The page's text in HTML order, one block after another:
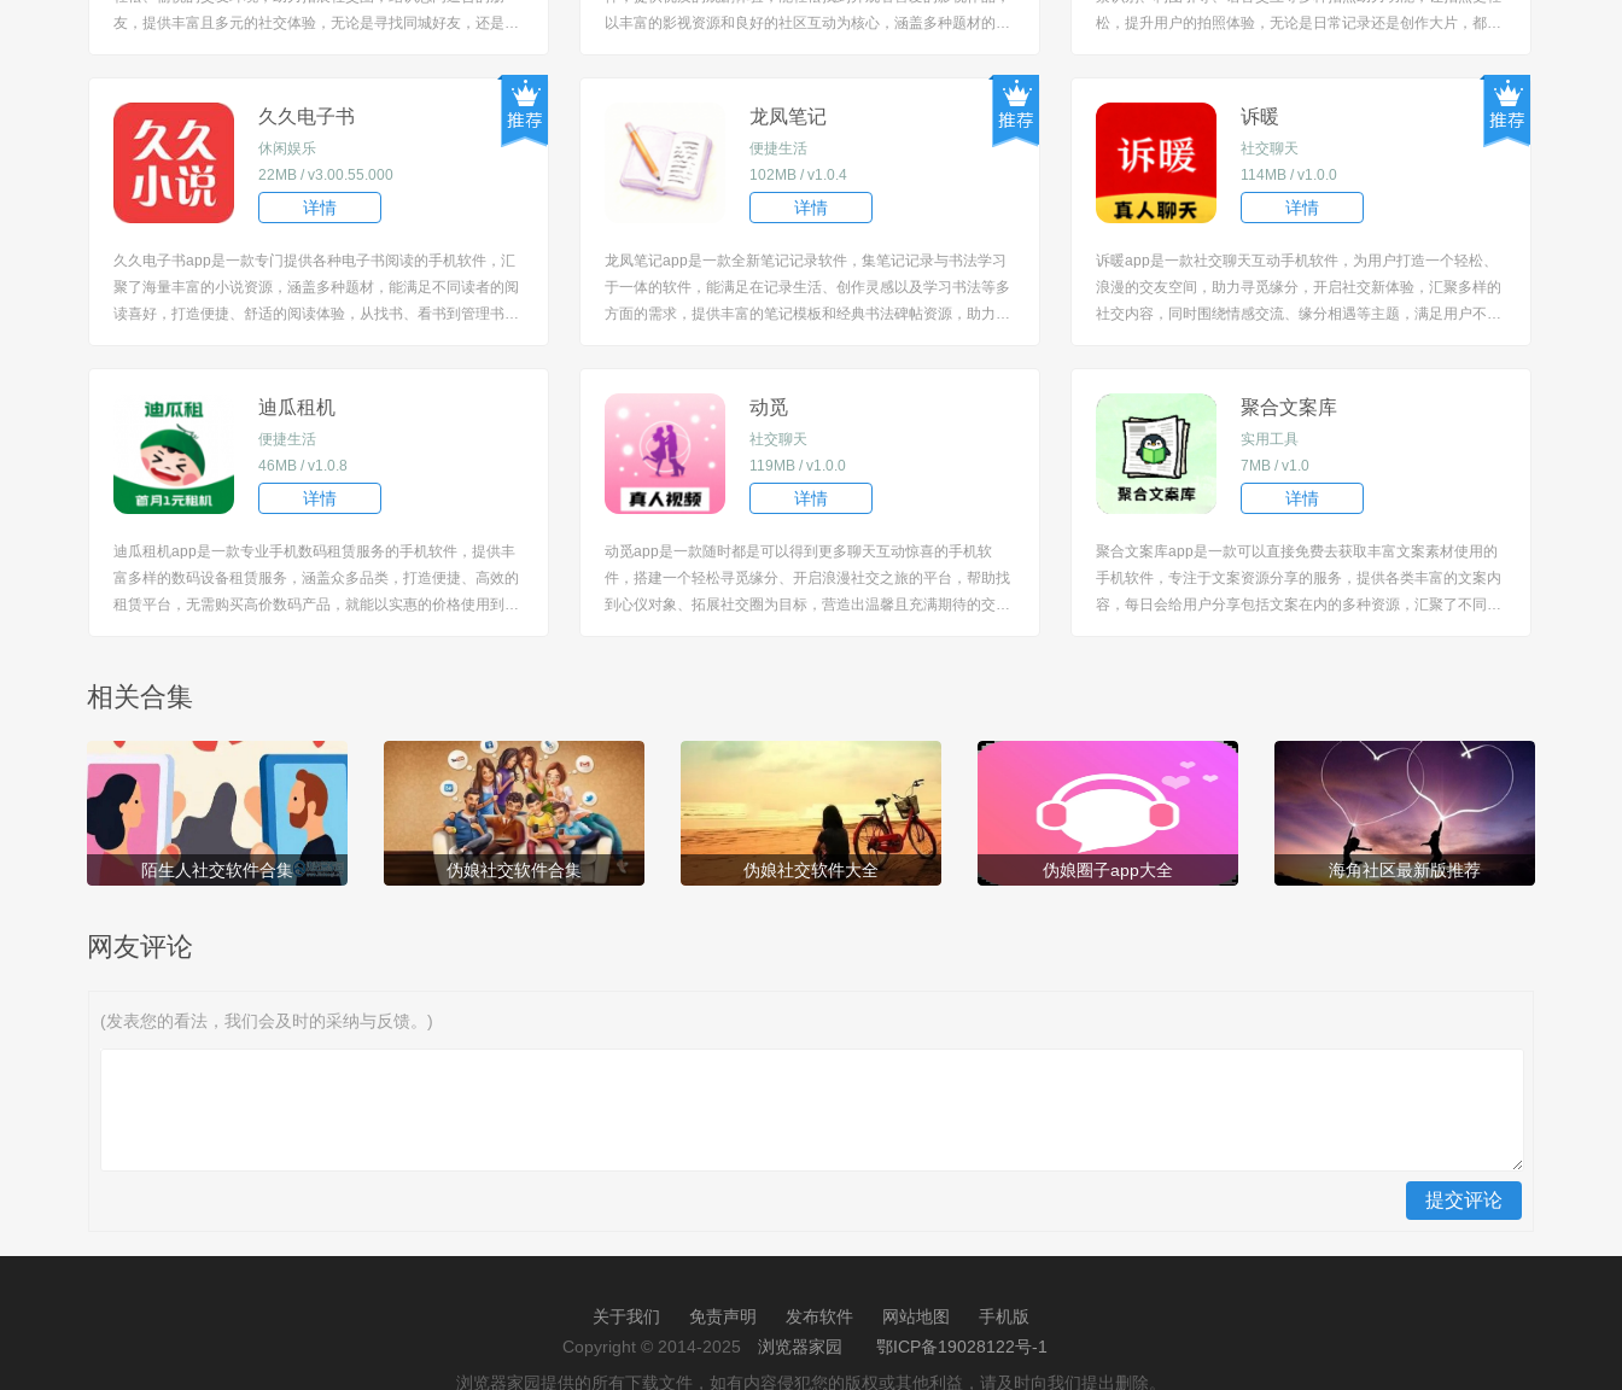
友，提供丰富且多元的社交体验，无论是寻找同城好友，还是与
软件特色[/title] 1、采...
以丰富的影视资源和良好的社区互动为核心，涵盖多种题材的影
松，提升用户的拍照体验，无论是日常记录还是创作大片，都能
件特色[/title] 1、能...
久久电子书
休闲娱乐
22MB / v3.00.55.000
详情
久久电子书app是一款专门提供各种电子书阅读的手机软件，汇
聚了海量丰富的小说资源，涵盖多种题材，能满足不同读者的阅
读喜好，打造便捷、舒适的阅读体验，从找书、看书到管理书
龙凤笔记
便捷生活
102MB / v1.0.4
详情
龙凤笔记app是一款全新笔记记录软件，集笔记记录与书法学习
于一体的软件，能满足在记录生活、创作灵感以及学习书法等多
方面的需求，提供丰富的笔记模板和经典书法碑帖资源，助力高
1、拥有丰富的笔...
诉暖
社交聊天
114MB / v1.0.0
详情
诉暖app是一款社交聊天互动手机软件，为用户打造一个轻松、
浪漫的交友空间，助力寻觅缘分，开启社交新体验，汇聚多样的
社交内容，同时围绕情感交流、缘分相遇等主题，满足用户不同
社交对象，用户可...
迪瓜租机
便捷生活
46MB / v1.0.8
详情
迪瓜租机app是一款专业手机数码租赁服务的手机软件，提供丰
富多样的数码设备租赁服务，涵盖众多品类，打造便捷、高效的
租赁平台，无需购买高价数码产品，就能以实惠的价格使用到心
门手机、电脑，还...
动觅
社交聊天
119MB / v1.0.0
详情
动觅app是一款随时都是可以得到更多聊天互动惊喜的手机软
件，搭建一个轻松寻觅缘分、开启浪漫社交之旅的平台，帮助找
到心仪对象、拓展社交圈为目标，营造出温馨且充满期待的交友
聚合文案库
实用工具
7MB / v1.0
详情
聚合文案库app是一款可以直接免费去获取丰富文案素材使用的
手机软件，专注于文案资源分享的服务，提供各类丰富的文案内
容，每日会给用户分享包括文案在内的多种资源，汇聚了不同类
相关合集
陌生人社交软件合集 伪娘社交软件合集 伪娘社交软件大全 伪娘圈子app大全 海角社区最新版推荐
网友评论
(发表您的看法，我们会及时的采纳与反馈。)
关于我们 免责声明 发布软件 网站地图
手机版
Copyright © 2014-2025
浏览器家园
鄂ICP备19028122号-1
浏览器家园提供的所有下载文件，如有内容侵犯您的版权或其他利益，请及时向我们提出删除。